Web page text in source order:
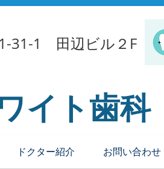
イト歯科
1-31-1 田辺ビル２F
ドクター紹介 お問い合わせ